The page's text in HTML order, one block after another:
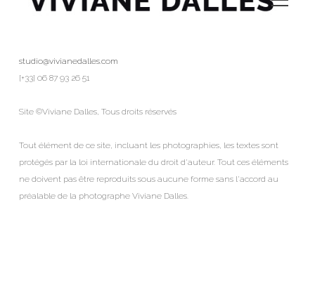
studio@vivianedalles.com
[+33] 06 87 93 26 51
Site ©Viviane Dalles, Tous droits réservés
Tout élément de ce site, incluant les photographies, les textes sont
protégés par la loi internationale du droit d'auteur. Tout ces éléments
ne doivent pas être reproduits sous aucune forme sans l'accord au
préalable de la photographe Viviane Dalles.